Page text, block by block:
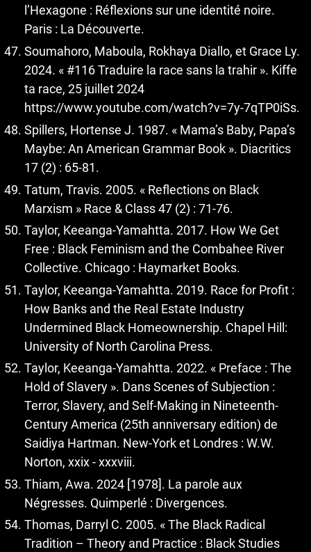
l’Hexagone : Réflexions sur une identité noire.
Paris : La Découverte.
Soumahoro, Maboula, Rokhaya Diallo, et Grace Ly.
2024. « #116 Traduire la race sans la trahir ». Kiffe
ta race, 25 juillet 2024
https://www.youtube.com/watch?v=7y-7qTP0iSs.
Spillers, Hortense J. 1987. « Mama’s Baby, Papa’s
Maybe: An American Grammar Book ». Diacritics
17 (2) : 65-81.
Tatum, Travis. 2005. « Reflections on Black
Marxism » Race & Class 47 (2) : 71-76.
Taylor, Keeanga-Yamahtta. 2017. How We Get
Free : Black Feminism and the Combahee River
Collective. Chicago : Haymarket Books.
Taylor, Keeanga-Yamahtta. 2019. Race for Profit :
How Banks and the Real Estate Industry
Undermined Black Homeownership. Chapel Hill:
University of North Carolina Press.
Taylor, Keeanga-Yamahtta. 2022. « Preface : The
Hold of Slavery ». Dans Scenes of Subjection :
Terror, Slavery, and Self-Making in Nineteenth-
Century America (25th anniversary edition) de
Saidiya Hartman. New-York et Londres : W.W.
Norton, xxix - xxxviii.
Thiam, Awa. 2024 [1978]. La parole aux
Négresses. Quimperlé : Divergences.
Thomas, Darryl C. 2005. « The Black Radical
Tradition – Theory and Practice : Black Studies